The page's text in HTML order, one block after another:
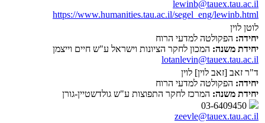
lewinb@tauex.tau.ac.il
https://www.humanities.tau.ac.il/segel_eng/lewinb.html
לוטן לוין
יחידה: הפקולטה למדעי הרוח
יחידת משנה: המכון לחקר הציונות וישראל ע"ש חיים וייצמן
lotanlevin@tauex.tau.ac.il
ד"ר זאב [זאב לוין] לוין
יחידה: הפקולטה למדעי הרוח
יחידת משנה: המרכז לחקר התפוצות ע"ש גולדשטיין-גורן
zeevle@tauex.tau.ac.il